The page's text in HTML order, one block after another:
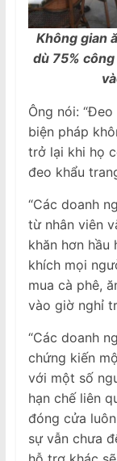
Không gian
dù 75%
Ông nói:
biện pháp
trở lại khi họ
đeo khẩu
“Các doanh
từ nhân viên
khăn hơn hầu
khích mọi
mua cà phê,
vào giờ nghỉ
“Các doanh
chứng kiến
với một số
hạn chế liên
đóng cửa
sự vẫn chưa